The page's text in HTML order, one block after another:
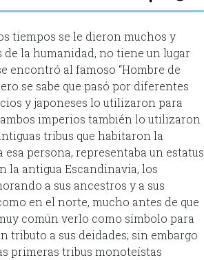
tiempos se le dieron muchos y
la humanidad, no tiene un lugar
encontró al famoso “Hombre de
se sabe que pasó por diferentes
y japoneses lo utilizaron para
imperios también lo utilizaron
tribus que habitaron la
persona, representaba un estatus
la antigua Escandinavia, los
a sus ancestros y a sus
en el norte, mucho antes de que
común verlo como símbolo para
tributo a sus deidades; sin embargo
primeras tribus monoteístas